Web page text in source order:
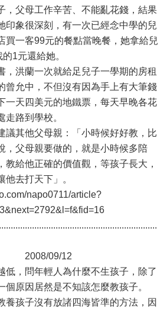
父母工作辛苦、不能亂花錢，結果
印象很深刻，有一次已經念中學的兒
買一客99元的餐點當晚餐，她拿給兒
1元還給她。
，洪蘭一次就給足兒子一學期的房租
曾允中，不但沒有因為手上有大筆錢
一天四美元的地鐵票，每天早晚各花
路到學校。
議其他父母親：「小時候好好教，比
，父母親要做的，就是小時候多陪
教給他正確的價值觀，等孩子長大，
他去打天下」。
napo0711/article?
2008/09/12
低，問年輕人為什麼不生孩子，除了
個原因居然是不知該怎麼教孩子。
養孩子沒有放諸四海皆準的方法，因